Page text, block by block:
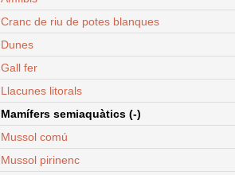
Cranc de riu de potes blanques
Dunes
Gall fer
Llacunes litorals
Mamífers semiaquàtics (-)
Mussol comú
Mussol pirinenc